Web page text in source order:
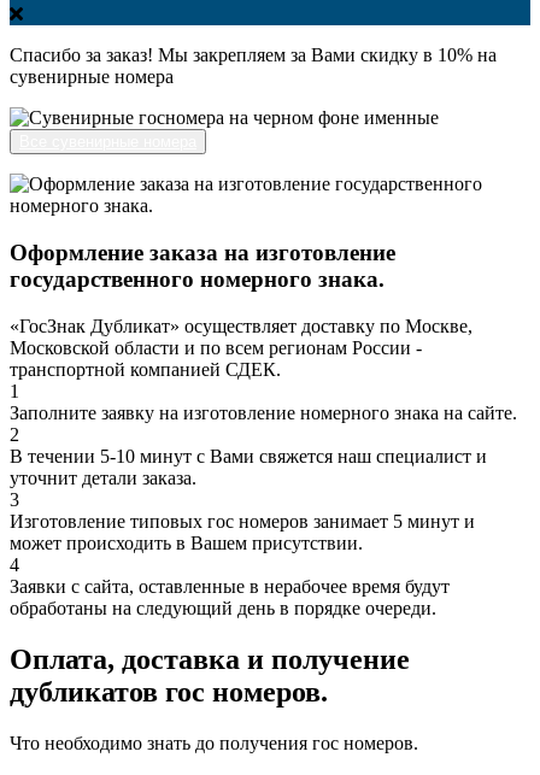
Спасибо за заказ! Мы закрепляем за Вами скидку в 10% на
сувенирные номера
Оформление заказа на изготовление
государственного номерного знака.
«ГосЗнак Дубликат» осуществляет доставку по Москве,
Московской области и по всем регионам России -
транспортной компанией СДЕК.
1
Заполните заявку на изготовление номерного знака на сайте.
2
В течении 5-10 минут с Вами свяжется наш специалист и
уточнит детали заказа.
3
Изготовление типовых гос номеров занимает 5 минут и
может происходить в Вашем присутствии.
4
Заявки с сайта, оставленные в нерабочее время будут
обработаны на следующий день в порядке очереди.
Оплата, доставка и получение
дубликатов гос номеров.
Что необходимо знать до получения гос номеров.